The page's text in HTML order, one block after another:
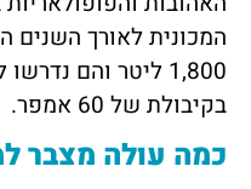
1,800 ליטר והם
בקיבולת של 60 אמפר.
כמה עולה מצבר